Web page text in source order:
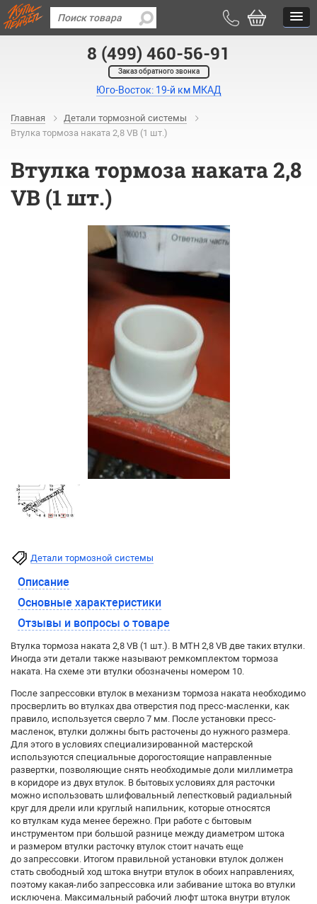
8 (499) 460-56-91
Заказ обратного звонка
Юго-Восток: 19-й км МКАД
Главная
Детали тормозной системы
Втулка тормоза наката 2,8 VB (1 шт.)
Втулка тормоза наката 2,8
VB (1 шт.)
Детали тормозной системы
Описание
Основные характеристики
Отзывы и вопросы о товаре
Втулка тормоза наката 2,8 VB (1 шт.). В МТН 2,8 VB две таких втулки.
Иногда эти детали также называют ремкомплектом тормоза
наката. На схеме эти втулки обозначены номером 10.
После запрессовки втулок в механизм тормоза наката необходимо
просверлить во втулках два отверстия под пресс-масленки, как
правило, используется сверло 7 мм. После установки пресс-
масленок, втулки должны быть расточены до нужного размера.
Для этого в условиях специализированной мастерской
используются специальные дорогостоящие направленные
развертки, позволяющие снять необходимые доли миллиметра
в коридоре из двух втулок. В бытовых условиях для расточки
можно использовать шлифовальный лепестковый радиальный
круг для дрели или круглый напильник, которые относятся
ко втулкам куда менее бережно. При работе с бытовым
инструментом при большой разнице между диаметром штока
и размером втулки расточку втулок стоит начать еще
до запрессовки. Итогом правильной установки втулок должен
стать свободный ход штока внутри втулок в обоих направлениях,
поэтому какая-либо запрессовка или забивание штока во втулки
исключена. Максимальный рабочий люфт штока внутри втулок